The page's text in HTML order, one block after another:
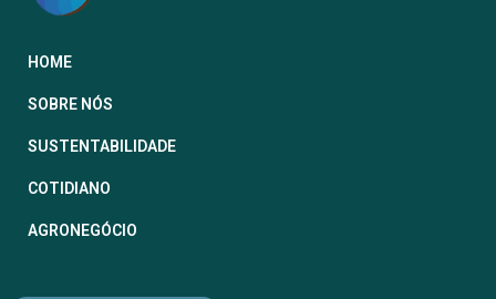
HOME
SOBRE NÓS
SUSTENTABILIDADE
COTIDIANO
AGRONEGÓCIO